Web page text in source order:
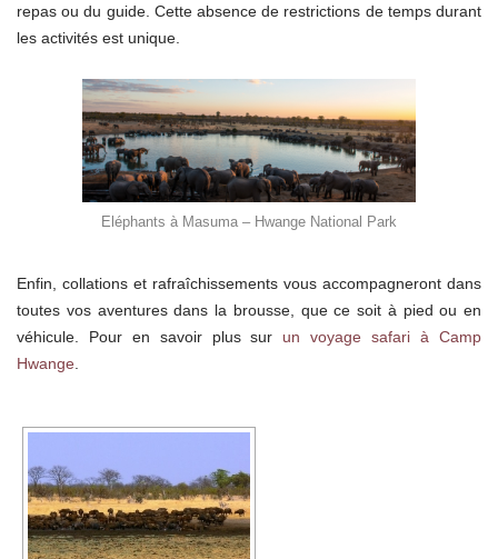
repas ou du guide. Cette absence de restrictions de temps durant
les activités est unique.
Eléphants à Masuma – Hwange National Park
Enfin, collations et rafraîchissements vous accompagneront dans
toutes vos aventures dans la brousse, que ce soit à pied ou en
véhicule. Pour en savoir plus sur un voyage safari à Camp
Hwange